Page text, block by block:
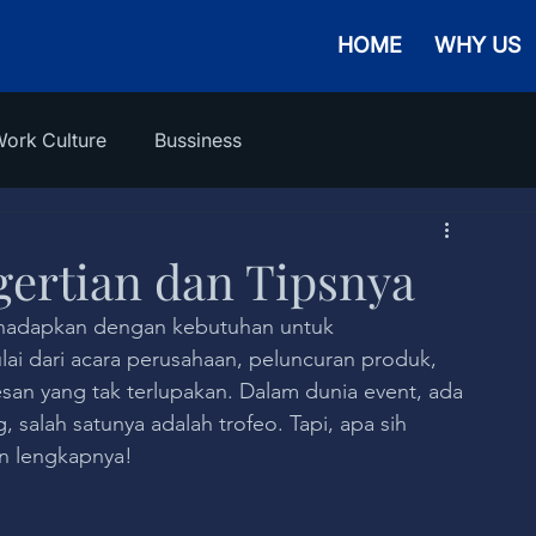
HOME WHY US
Culture Bussiness
dan Tipsnya
dengan kebutuhan untuk
dari acara perusahaan, peluncuran produk,
yang tak terlupakan. Dalam dunia event, ada
satunya adalah trofeo. Tapi, apa sih
lengkapnya!